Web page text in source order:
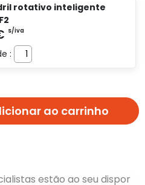
rotativo inteligente
:
ao carrinho
estão ao seu dispor